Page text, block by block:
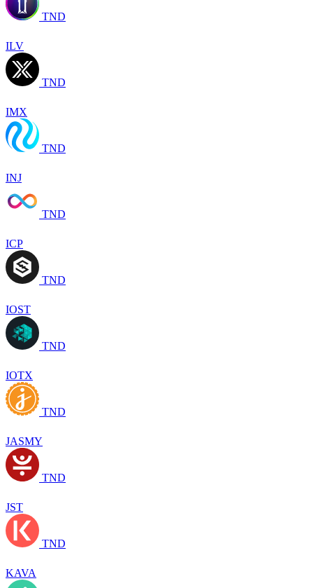
TND
ILV
TND
IMX
TND
INJ
TND
ICP
TND
IOST
TND
IOTX
TND
JASMY
TND
JST
TND
KAVA